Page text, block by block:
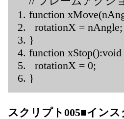
function
rotationX = nAngle;
}
function
rotationX = 0;
}
スクリプト005■イン